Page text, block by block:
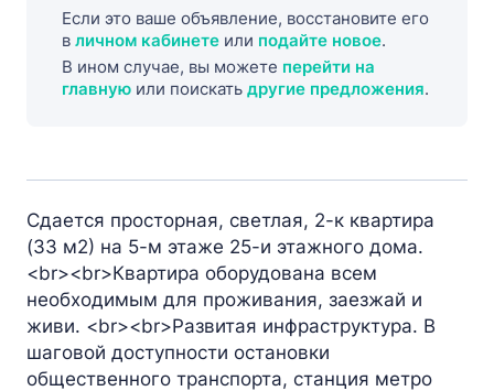
Если это ваше объявление, восстановите его
в личном кабинете или подайте новое.
В ином случае, вы можете перейти на
главную или поискать другие предложения.
Сдается просторная, светлая, 2-к квартира
(33 м2) на 5-м этаже 25-и этажного дома.
<br><br>Квартира оборудована всем
необходимым для проживания, заезжай и
живи. <br><br>Развитая инфраструктура. В
шаговой доступности остановки
общественного транспорта, станция метро